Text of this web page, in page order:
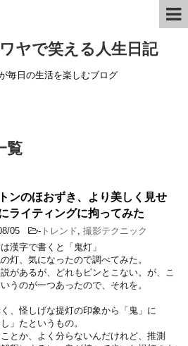
ヤで笑える人生日記
毎日の生活を楽しむブログ
覧
ンのほおずき、より美しく見せ
ライティングに拘ってみた
05 - トレンド 撮影テクニック
漢字で書くと「鬼灯」
灯、気になったので調べてみた。
があるが、どれもピンとこない。が、こ
うのが一つあったので、それを。
く、怪しげな提灯の印象から「鬼」に
し」たというもの。
とか、よく分らないんだけれど、推測